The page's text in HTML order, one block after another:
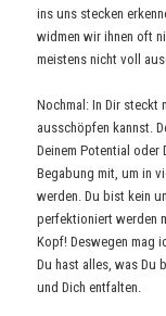
ins uns stecken
widmen wir ihnen oft
meistens nicht voll
Nochmal: In Dir steckt
ausschöpfen kannst.
Deinem Potential oder
Begabung mit, um in
werden. Du bist kein
perfektioniert werden
Kopf! Deswegen mag
Du hast alles, was Du
und Dich entfalten.